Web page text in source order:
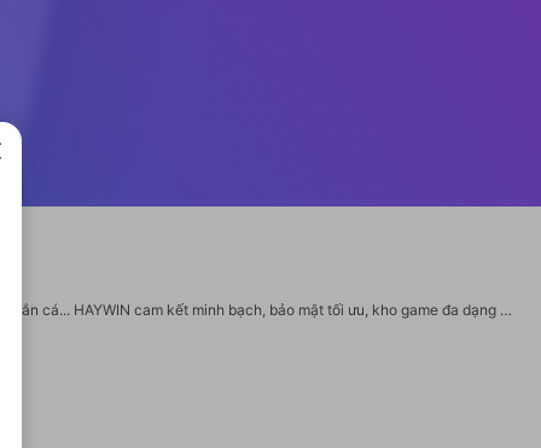
Cổng game HAYWIN với vô vàn trò chơi cá cược như: Game bài, Thể thao, Nổ hũ, Bắn cá... HAYWIN cam kết minh bạch, bảo mật tối ưu, kho game đa dạng và nhiều ưu đãi hấp dẫn. Thông tin chi tiết: Ngày sinh 16/8/1997 Website: https://1haywin.news/ Địa chỉ: 1120 Đ. Quang Trung, Phường 8, Gò Vấp, Hồ Chí Minh 700000, Việt Nam Email haywin@gmail.com Phone: 0799854777 #haywin, #haywin_game, #haywin_casino, #haywin_cong_game